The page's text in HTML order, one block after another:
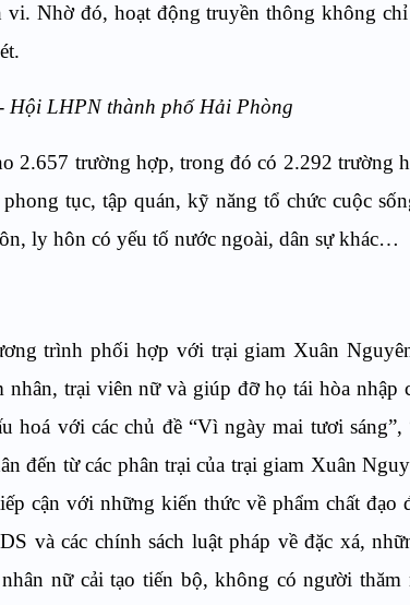
Nhờ đó, hoạt động truyền thông không
Hội LHPN thành phố Hải Phòng
2.657 trường hợp, trong đó có 2.292 trường
tục, tập quán, kỹ năng tổ chức cuộc
ly hôn có yếu tố nước ngoài, dân sự khác…
trìnhphối hợp với trại giam Xuân
trại viên nữ và giúp đỡ họ tái hòa nhập
hoá với cácchủ đề “Vì ngày mai tươi sáng”,
đến từ các phân trại của trại giam Xuân
cận với những kiến thức về phẩm chất đạo
và các chính sách luật pháp về đặc xá,
nữ cải tạo tiến bộ, không có người thăm